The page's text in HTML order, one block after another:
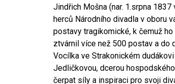
Jindřich Mošna (nar. 1.srpna
herců Národního divadla v oboru
postavy tragikomické, k čemuž
ztvárnil více než 500 postav a do
Vocílka ve Strakonickém
Jedličkovou, dcerou
čerpat síly a inspiraci pro svoji